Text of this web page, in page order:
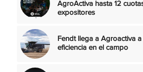
AgroActiva hasta 12
expositores
Fendt llega a Agroactiva
eficiencia en el campo